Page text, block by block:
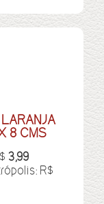
8 CMS
3,99
R$